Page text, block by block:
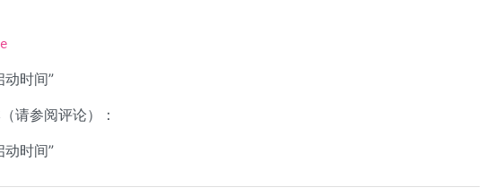
时间”
请参阅评论）：
时间”